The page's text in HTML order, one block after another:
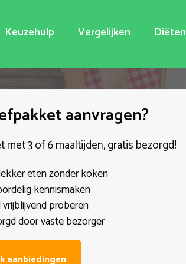
Keuzehulp Vergelijken Diëten
aanvragen?
3 of 6 maaltijden, gratis bezorgd!
eten zonder koken
kennismaken
proberen
door vaste bezorger
aanbiedingen